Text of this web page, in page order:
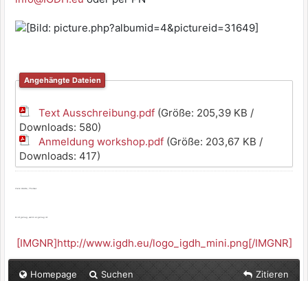
Angehängte Dateien
Text Ausschreibung.pdf (Größe: 205,39 KB /
Downloads: 580)
Anmeldung workshop.pdf (Größe: 203,67 KB /
Downloads: 417)
Viele Grüße, Thomas
Es ist genug, wenn es genug ist.
[IMGNR]http://www.igdh.eu/logo_igdh_mini.png[/IMGNR]
Homepage Suchen Zitieren